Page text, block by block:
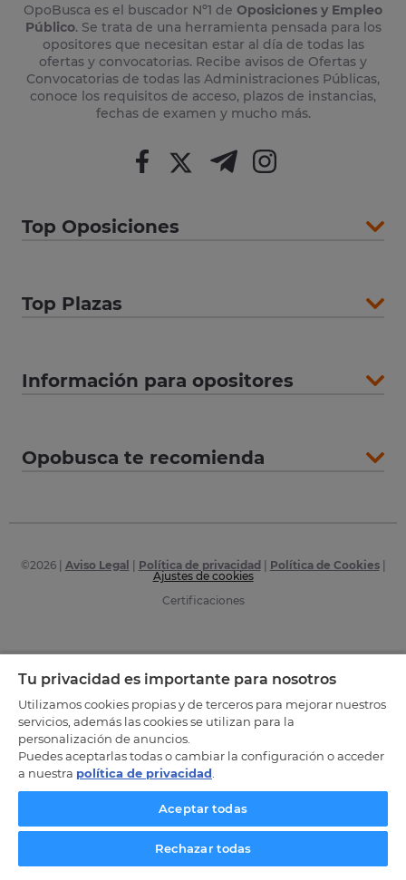
OpoBusca es el buscador Nº1 de Oposiciones y Empleo
Público. Se trata de una herramienta pensada para los
opositores que necesitan estar al día de todas las
ofertas y convocatorias. Recibe avisos de Ofertas y
Convocatorias de todas las Administraciones Públicas,
conoce los requisitos de acceso, plazos de instancias,
fechas de examen y mucho más.
Top Oposiciones
Top Plazas
Información para opositores
Opobusca te recomienda
©2026| Aviso Legal Política de privacidad Política de Cookies|
Ajustes de cookies
Certificaciones
Tu privacidad es importante para nosotros
Utilizamos cookies propias y de terceros para mejorar nuestros
servicios, además las cookies se utilizan para la
personalización de anuncios.
Puedes aceptarlas todas o cambiar la configuración o acceder
a nuestra política de privacidad
Aceptar todas
Rechazar todas